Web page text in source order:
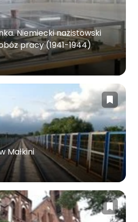
Niemiecki nazistowski
pracy (1941-1944)
Małkini